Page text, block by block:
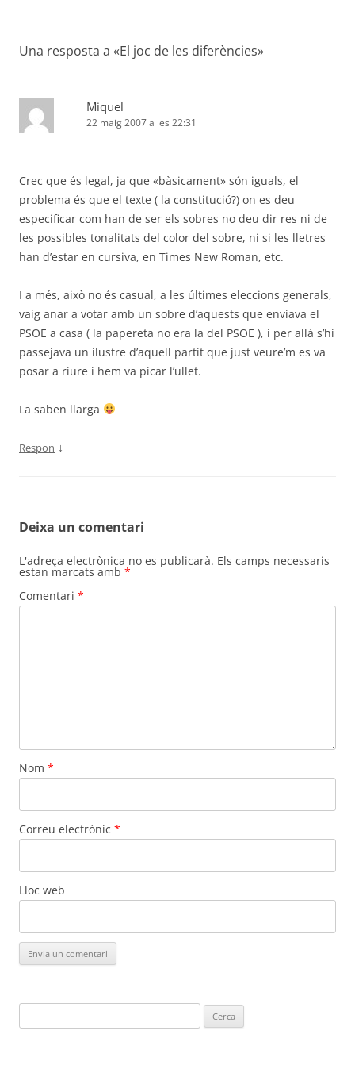
entrades
Una resposta a «El joc de les diferències»
Miquel
22 maig 2007 a les 22:31
Crec que és legal, ja que «bàsicament» són iguals, el
problema és que el texte ( la constitució?) on es deu
especificar com han de ser els sobres no deu dir res ni de
les possibles tonalitats del color del sobre, ni si les lletres
han d’estar en cursiva, en Times New Roman, etc.
I a més, això no és casual, a les últimes eleccions generals,
vaig anar a votar amb un sobre d’aquests que enviava el
PSOE a casa ( la papereta no era la del PSOE ), i per allà s’hi
passejava un ilustre d’aquell partit que just veure’m es va
posar a riure i hem va picar l’ullet.
La saben llarga
Respon ↓
Deixa un comentari
L'adreça electrònica no es publicarà. Els camps necessaris
estan marcats amb *
Comentari *
Nom *
Correu electrònic *
Lloc web